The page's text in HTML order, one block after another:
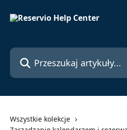
Przeszukaj artykuły...
Wszystkie kolekcje